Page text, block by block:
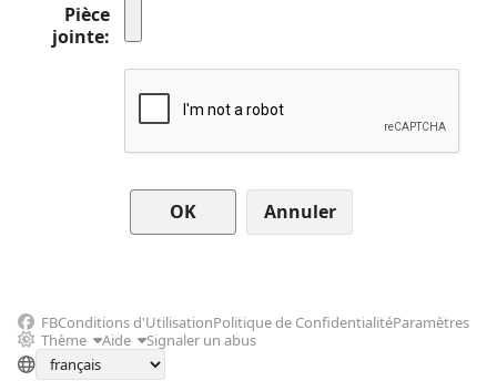
Pièce
jointe
Annuler
FBConditions d'UtilisationPolitique de ConfidentialitéParamètres
Thème
Aide Signaler un abus